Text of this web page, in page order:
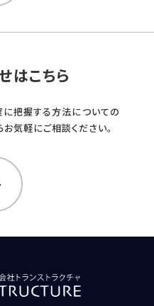
リー
はこちら
把握する方法についての
気軽にご相談ください。